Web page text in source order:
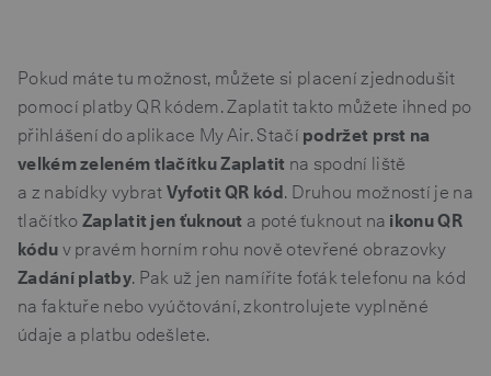
Pokud máte tu možnost, můžete si placení zjednodušit
pomocí platby QR kódem. Zaplatit takto můžete ihned po
přihlášení do aplikace My Air. Stačí podržet prst na
velkém zeleném tlačítku Zaplatit na spodní liště
a z nabídky vybrat Vyfotit QR kód. Druhou možností je na
tlačítko Zaplatit jen ťuknout a poté ťuknout na ikonu QR
kódu v pravém horním rohu nově otevřené obrazovky
Zadání platby. Pak už jen namíříte foťák telefonu na kód
na faktuře nebo vyúčtování, zkontrolujete vyplněné
údaje a platbu odešlete.